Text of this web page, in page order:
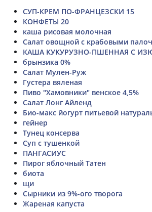
СУП-КРЕМ ПО-ФРАНЦЕЗСКИ 15
КОНФЕТЫ 20
каша рисовая молочная
Салат овощной с крабовыми
КАША КУКУРУЗНО-ПШЕННАЯ С
брынзика 0%
Салат Мулен-Руж
Густера вяленая
Пиво "Хамовники" венское 4,5%
Салат Лонг Айленд
Био-макс йогурт питьевой
гейнер
Тунец консерва
Суп с тушенкой
ПАНГАСИУС
Пирог яблочный Татен
биота
щи
Сырники из 9%-ого творога
Жареная капуста